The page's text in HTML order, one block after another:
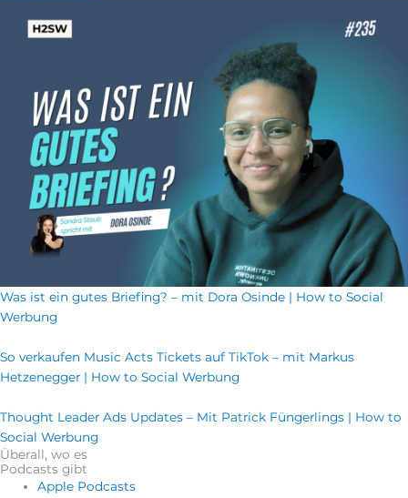
Was ist ein gutes Briefing? – mit Dora Osinde | How to Social
Werbung
So verkaufen Music Acts Tickets auf TikTok – mit Markus
Hetzenegger | How to Social Werbung
Thought Leader Ads Updates – Mit Patrick Füngerlings | How to
Social Werbung
Überall, wo es
Podcasts gibt
Apple Podcasts